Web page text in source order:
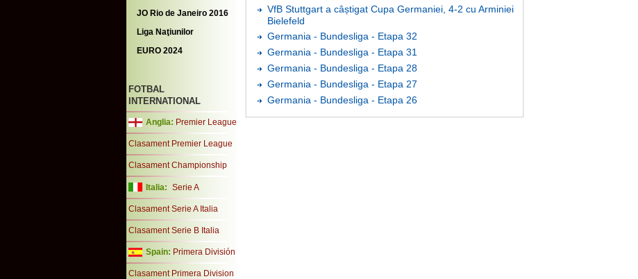
JO Rio de Janeiro 2016
Liga Naţiunilor
EURO 2024
FOTBAL
INTERNATIONAL
Anglia: Premier League
Clasament Premier League
Clasament Championship
Italia: Serie A
Clasament Serie A Italia
Clasament Serie B Italia
Spain: Primera División
Clasament Primera Division
VfB Stuttgart a câștigat Cupa Germaniei, 4-2 cu Arminiei
Bielefeld
Germania - Bundesliga - Etapa 32
Germania - Bundesliga - Etapa 31
Germania - Bundesliga - Etapa 28
Germania - Bundesliga - Etapa 27
Germania - Bundesliga - Etapa 26